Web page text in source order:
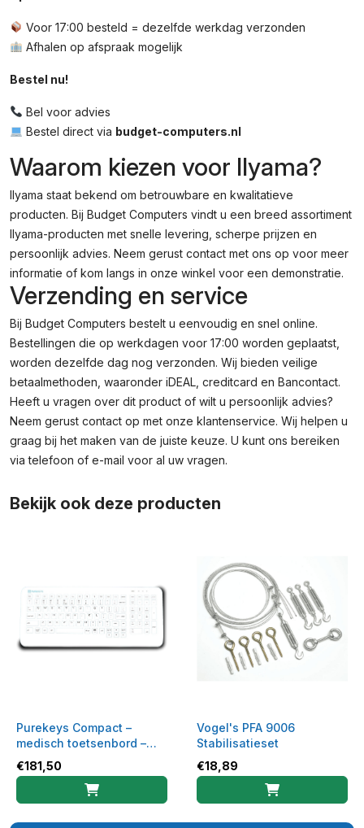
Voor 17:00 besteld = dezelfde werkdag verzonden
Afhalen op afspraak mogelijk
Bestel nu!
Bel voor advies
Bestel direct via budget-computers.nl
Waarom kiezen voor IIyama?
IIyama staat bekend om betrouwbare en kwalitatieve
producten. Bij Budget Computers vindt u een breed assortiment
IIyama-producten met snelle levering, scherpe prijzen en
persoonlijk advies. Neem gerust contact met ons op voor meer
informatie of kom langs in onze winkel voor een demonstratie.
Verzending en service
Bij Budget Computers bestelt u eenvoudig en snel online.
Bestellingen die op werkdagen voor 17:00 worden geplaatst,
worden dezelfde dag nog verzonden. Wij bieden veilige
betaalmethoden, waaronder iDEAL, creditcard en Bancontact.
Heeft u vragen over dit product of wilt u persoonlijk advies?
Neem gerust contact op met onze klantenservice. Wij helpen u
graag bij het maken van de juiste keuze. U kunt ons bereiken
via telefoon of e-mail voor al uw vragen.
Bekijk ook deze producten
Purekeys Compact –
medisch toetsenbord –
bedraad – wit
€181,50
Vogel's PFA 9006
Stabilisatieset
€18,89